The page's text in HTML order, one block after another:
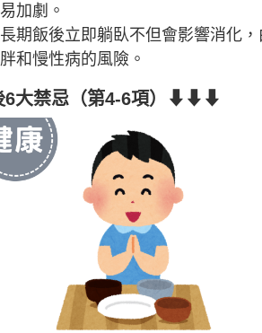
加劇。
期飯後立即躺臥不但會影響消化
和慢性病的風險。
6大禁忌（第4-6項）⬇⬇⬇